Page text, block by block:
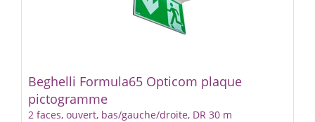
Beghelli Formula65 Opticom plaque
pictogramme
2 faces, ouvert, bas/gauche/droite, DR 30 m